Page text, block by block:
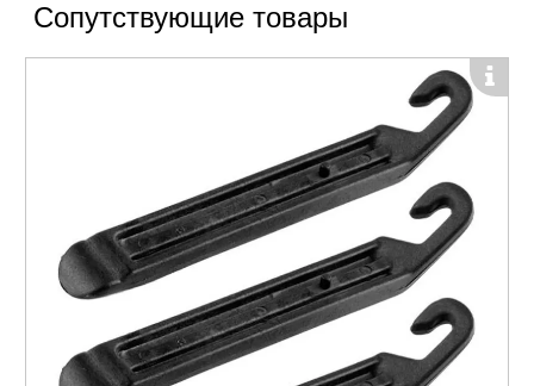
Сопутствующие товары